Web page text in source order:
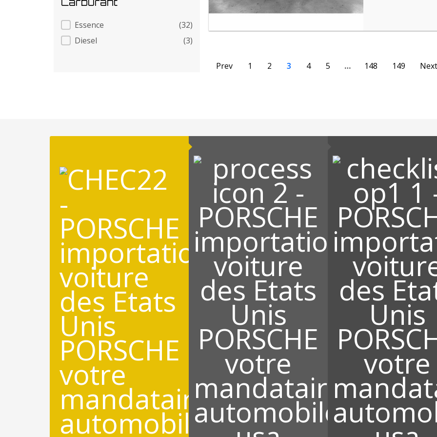
Carburant
Essence
(32)
Diesel
(3)
Prev 1 2 3 4 5 … 148 149 Next